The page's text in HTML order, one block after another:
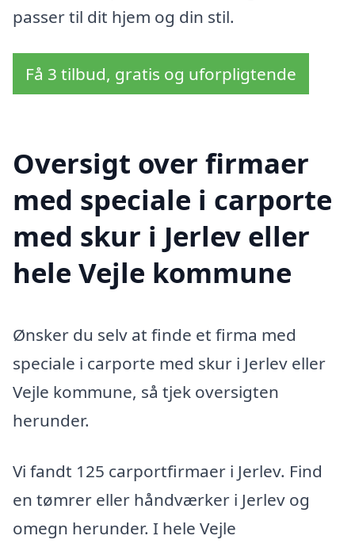
passer til dit hjem og din stil.
Få 3 tilbud, gratis og uforpligtende
Oversigt over firmaer
med speciale i carporte
med skur i Jerlev eller
hele Vejle kommune
Ønsker du selv at finde et firma med
speciale i carporte med skur i Jerlev eller
Vejle kommune, så tjek oversigten
herunder.
Vi fandt 125 carportfirmaer i Jerlev. Find
en tømrer eller håndværker i Jerlev og
omegn herunder. I hele Vejle